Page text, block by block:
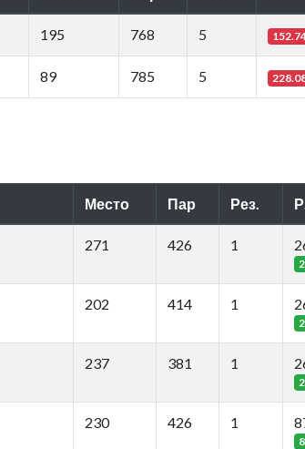
195 768 5
89 785 5
Место Пар Рез.
271 426 1
202 414 1
237 381 1
230 426 1